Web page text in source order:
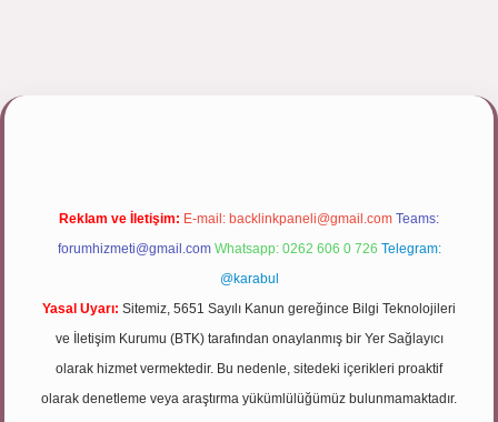
Reklam ve İletişim: E-mail: backlinkpaneli@gmail.com Teams:
forumhizmeti@gmail.com Whatsapp: 0262 606 0 726 Telegram:
@karabul
Yasal Uyarı: Sitemiz, 5651 Sayılı Kanun gereğince Bilgi Teknolojileri
ve İletişim Kurumu (BTK) tarafından onaylanmış bir Yer Sağlayıcı
olarak hizmet vermektedir. Bu nedenle, sitedeki içerikleri proaktif
olarak denetleme veya araştırma yükümlülüğümüz bulunmamaktadır.